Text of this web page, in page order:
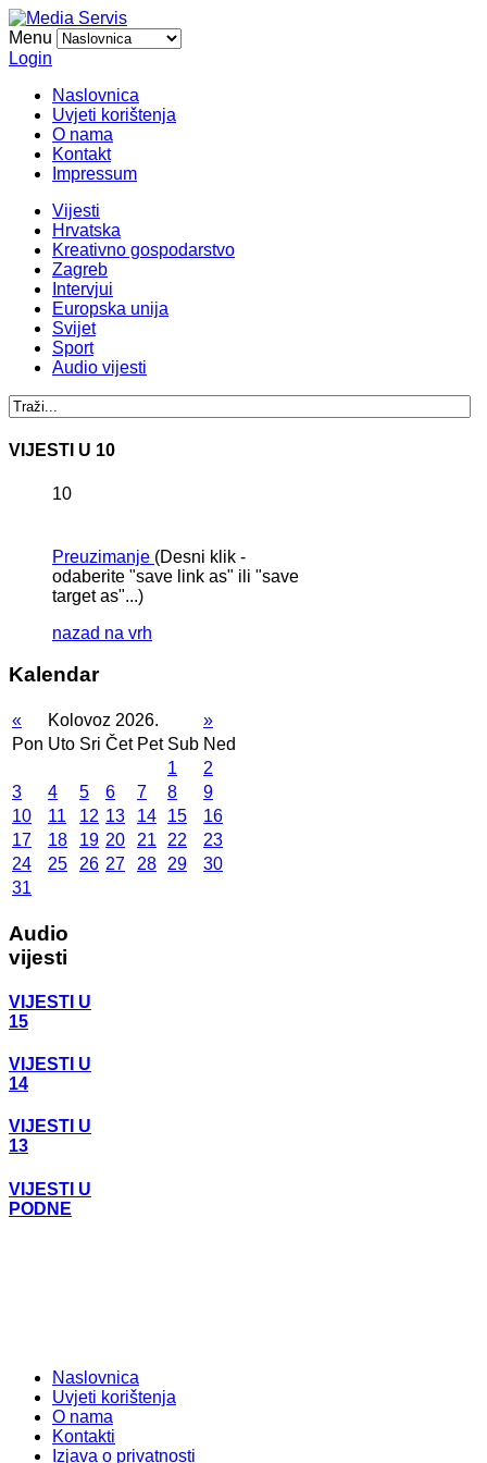
Menu
Login
Naslovnica
Uvjeti korištenja
O nama
Kontakt
Impressum
Vijesti
Hrvatska
Kreativno gospodarstvo
Zagreb
Intervjui
Europska unija
Svijet
Sport
Audio vijesti
VIJESTI U 10
10
Preuzimanje (Desni klik -
odaberite "save link as" ili "save
target as"...)
nazad na vrh
Kalendar
« Kolovoz 2026.
»
Pon Uto Sri Čet Pet Sub Ned
1
2
3
4 5 6 7 8
9
10
11 12 13 14 15
16
17
18 19 20 21 22
23
24
25 26 27 28 29
30
31
Audio
vijesti
VIJESTI U
15
VIJESTI U
14
VIJESTI U
13
VIJESTI U
PODNE
Naslovnica
Uvjeti korištenja
O nama
Kontakti
Izjava o privatnosti